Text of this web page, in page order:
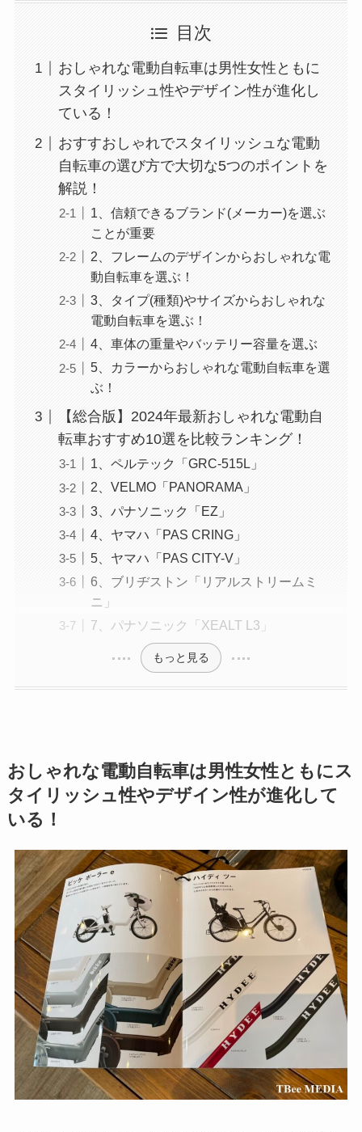
目次
おしゃれな電動自転車は男性女性ともに
スタイリッシュ性やデザイン性が進化し
ている！
おすすおしゃれでスタイリッシュな電動
自転車の選び方で大切な5つのポイントを
解説！
1、信頼できるブランド(メーカー)を選ぶ
ことが重要
2、フレームのデザインからおしゃれな電
動自転車を選ぶ！
3、タイプ(種類)やサイズからおしゃれな
電動自転車を選ぶ！
4、車体の重量やバッテリー容量を選ぶ
5、カラーからおしゃれな電動自転車を選
ぶ！
【総合版】2024年最新おしゃれな電動自
転車おすすめ10選を比較ランキング！
1、ペルテック「GRC-515L」
2、VELMO「PANORAMA」
3、パナソニック「EZ」
4、ヤマハ「PAS CRING」
5、ヤマハ「PAS CITY-V」
6、ブリヂストン「リアルストリームミ
ニ」
7、パナソニック「XEALT L3」
もっと見る
おしゃれな電動自転車は男性女性ともにス
タイリッシュ性やデザイン性が進化して
いる！